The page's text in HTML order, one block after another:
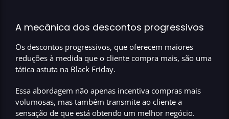
A mecânica dos descontos progressivos
Os descontos progressivos, que oferecem maiores
reduções à medida que o cliente compra mais, são uma
tática astuta na Black Friday.
Essa abordagem não apenas incentiva compras mais
volumosas, mas também transmite ao cliente a
sensação de que está obtendo um melhor negócio.